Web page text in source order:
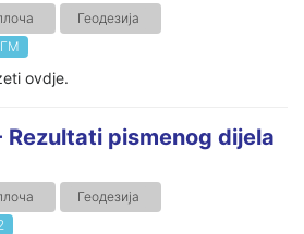
Геодезија
ГМ
ovdje.
Rezultati pismenog dijela
Геодезија